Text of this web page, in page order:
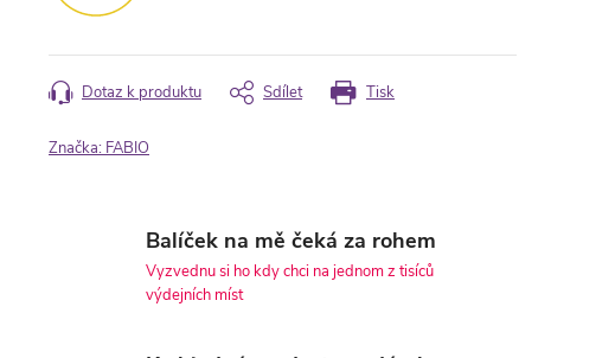
Tisk
Dotaz k produktu Sdílet
Značka: FABIO
Balíček na mě čeká za rohem
Vyzvednu si ho kdy chci na jednom z tisíců
výdejních míst